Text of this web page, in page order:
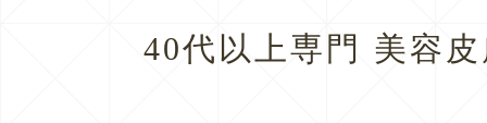
40代以上専門 美容